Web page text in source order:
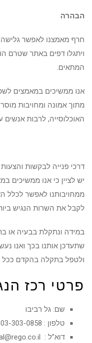
הבהרה
חרף מאמצנו לאפשר גלישה
ויתגלו דפים באתר שטרם
המתאים.
אנו ממשיכים במאמצים
מתוך אמונה ומחויבות
האוכלוסייה, לרבות אנשים
דרכי פנייה לבקשות
יש לציין כי אנו
ממחויבותנו לאפשר לכלל
לקבל את השרות הנגיש
במידה ונתקלת בבעיה או
שתעדכן אותנו בכך ואנו
ולטפל בתקלה בהקדם ככל
פרטי רכז
שם: גל רביבו
טלפון : 03-303-0858
דוא”ל :